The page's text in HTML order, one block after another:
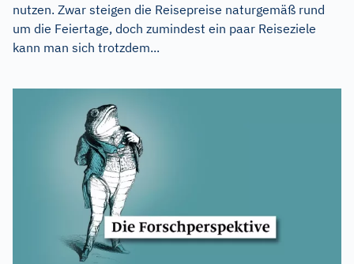
nutzen. Zwar steigen die Reisepreise naturgemäß rund
um die Feiertage, doch zumindest ein paar Reiseziele
kann man sich trotzdem...